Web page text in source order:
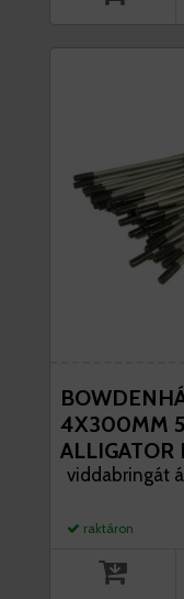
4X300MM
ALLIGATOR
viddabringát
raktáron